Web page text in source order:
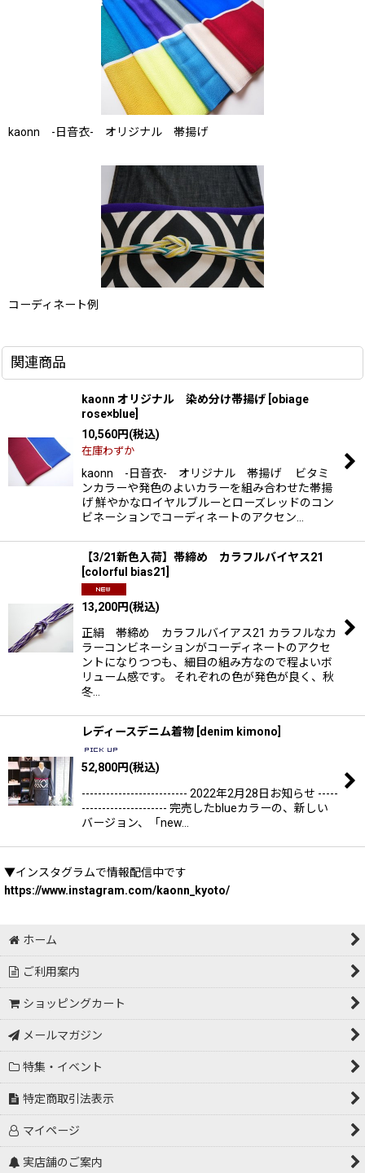
kaonn -日音衣- オリジナル 帯揚げ
コーディネート例
関連商品
kaonn オリジナル 染め分け帯揚げ [obiage
rose×blue]
10,560円(税込)
在庫わずか
kaonn -日音衣- オリジナル 帯揚げ ビタミ
ンカラーや発色のよいカラーを組み合わせた帯揚
げ 鮮やかなロイヤルブルーとローズレッドのコン
ビネーションでコーディネートのアクセン…
【3/21新色入荷】帯締め カラフルバイヤス21
[colorful bias21]
13,200円(税込)
正絹 帯締め カラフルバイアス21 カラフルなカ
ラーコンビネーションがコーディネートのアクセ
ントになりつつも、細目の組み方なので程よいボ
リューム感です。 それぞれの色が発色が良く、秋
冬…
レディースデニム着物 denim kimono
52,800円(税込)
-------------------------- 2022年2月28日お知らせ -----
--------------------- 完売したblueカラーの、新しい
バージョン、「new…
▼インスタグラムで情報配信中です
https://www.instagram.com/kaonn_kyoto/
ホーム
ご利用案内
ショッピングカート
メールマガジン
特集・イベント
特定商取引法表示
マイページ
実店舗のご案内